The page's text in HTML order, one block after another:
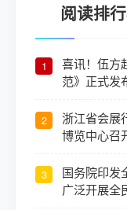
阅读排
1
喜讯！伍方
范》正式发
2
浙江省会展
博览中心召
3
国务院印发
广泛开展全